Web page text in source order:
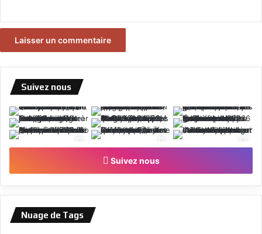
Suivez nous
Suivez nous
Nuage de Tags